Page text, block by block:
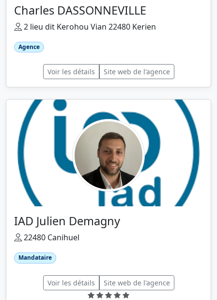
Charles DASSONNEVILLE
2 lieu dit Kerohou Vian 22480 Kerien
Agence
Voir les détails Site web de l'agence
IAD Julien Demagny
22480 Canihuel
Mandataire
Voir les détails Site web de l'agence